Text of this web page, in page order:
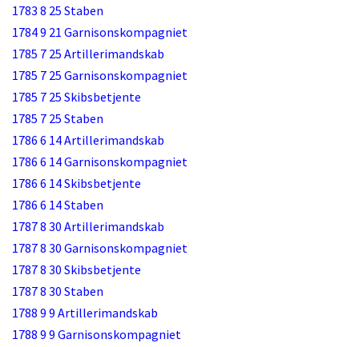
1783 8 25 Staben
1784 9 21 Garnisonskompagniet
1785 7 25 Artillerimandskab
1785 7 25 Garnisonskompagniet
1785 7 25 Skibsbetjente
1785 7 25 Staben
1786 6 14 Artillerimandskab
1786 6 14 Garnisonskompagniet
1786 6 14 Skibsbetjente
1786 6 14 Staben
1787 8 30 Artillerimandskab
1787 8 30 Garnisonskompagniet
1787 8 30 Skibsbetjente
1787 8 30 Staben
1788 9 9 Artillerimandskab
1788 9 9 Garnisonskompagniet